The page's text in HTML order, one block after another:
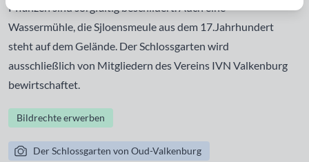
Pflanzen sind sorgfältig beschildert. Auch eine
Wassermühle, die Sjloensmeule aus dem 17.Jahrhundert
steht auf dem Gelände. Der Schlossgarten wird
ausschließlich von Mitgliedern des Vereins IVN Valkenburg
bewirtschaftet.
Bildrechte erwerben
Der Schlossgarten von Oud-Valkenburg